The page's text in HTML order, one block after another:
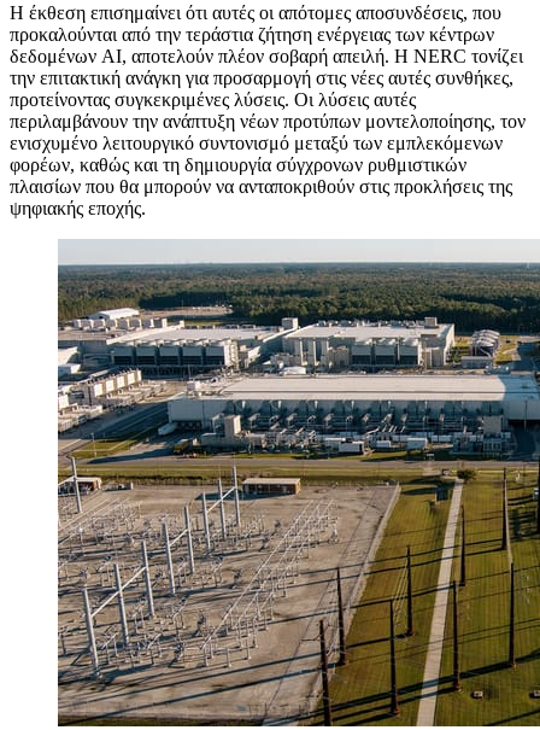
Η έκθεση επισημαίνει ότι αυτές οι απότομες αποσυνδέσεις, που
προκαλούνται από την τεράστια ζήτηση ενέργειας των κέντρων
δεδομένων AI, αποτελούν πλέον σοβαρή απειλή. Η NERC τονίζει
την επιτακτική ανάγκη για προσαρμογή στις νέες αυτές συνθήκες,
προτείνοντας συγκεκριμένες λύσεις. Οι λύσεις αυτές
περιλαμβάνουν την ανάπτυξη νέων προτύπων μοντελοποίησης, τον
ενισχυμένο λειτουργικό συντονισμό μεταξύ των εμπλεκόμενων
φορέων, καθώς και τη δημιουργία σύγχρονων ρυθμιστικών
πλαισίων που θα μπορούν να ανταποκριθούν στις προκλήσεις της
ψηφιακής εποχής.